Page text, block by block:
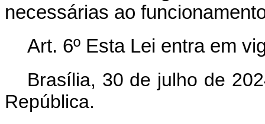
necessárias ao
Art. 6º Esta Lei entra em
Brasília, 30 de julho de
República.